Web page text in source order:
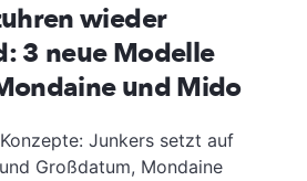
wieder
3 neue Modelle
und Mido
Junkers setzt auf
Großdatum, Mondaine